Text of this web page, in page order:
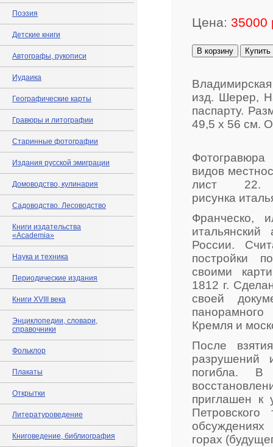
Поэзия
Детские книги
Автографы, рукописи
Иудаика
Географические карты
Гравюры и литографии
Старинные фотографии
Издания русской эмиграции
Домоводство, кулинария
Садоводство. Лесоводство
Книги издательства
«Academia»
Наука и техника
Периодические издания
Книги XVIII века
Энциклопедии, словари,
справочники
Фольклор
Плакаты
Открытки
Литературоведение
Книговедение, библиография
Цена: 35000
В корзину Купить
изд. Шерер,
паспарту.
49,5 х 56 см.
видов
лист 22.
рисунка
Франческо,
России.
постройки
своими
1812 г.
своей
Кремля и
После
разрушений
погибла. В
приглашен к
горах